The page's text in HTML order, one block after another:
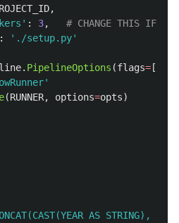
,
' : 3,
: ' ./setup.py'
. PipelineOptions (flags= [],
'
(RUNNER, options=opts)
AS STRING),